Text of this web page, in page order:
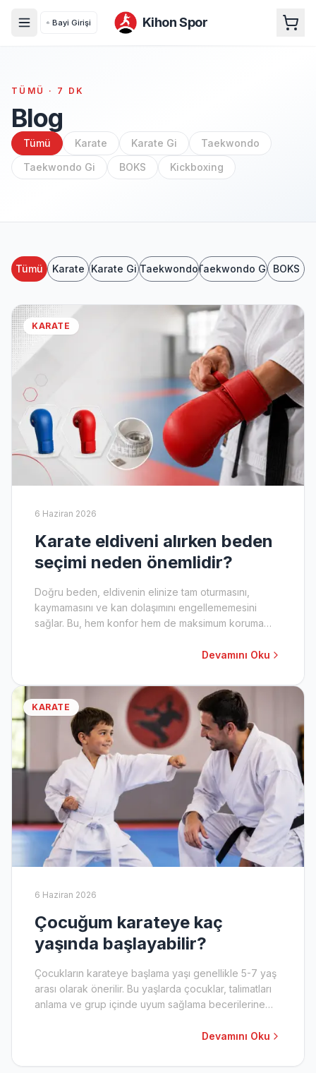
Bayi Girişi Kihon Spor
TÜMÜ · 7 DK
Blog
Tümü Karate Karate Gi
Taekwondo
Taekwondo Gi
BOKS Kickboxing
Tümü Karate Karate Gi TaekwondoTaekwondo Gi BOKS
KARATE
6 Haziran 2026
Karate eldiveni alırken beden
seçimi neden önemlidir?
Doğru beden, eldivenin elinize tam oturmasını,
kaymamasını ve kan dolaşımını engellememesini
sağlar. Bu, hem konfor hem de maksimum koruma
riskini artırabilir ve performansı olumsuz etkileyebilir.
Devamını Oku
KARATE
6 Haziran 2026
Çocuğum karateye kaç
yaşında başlayabilir?
Çocukların karateye başlama yaşı genellikle 5-7 yaş
arası olarak önerilir. Bu yaşlarda çocuklar, talimatları
anlama ve grup içinde uyum sağlama becerilerine
olgunluğu ve dojo'nun program yapısı da önemli bir
Devamını Oku